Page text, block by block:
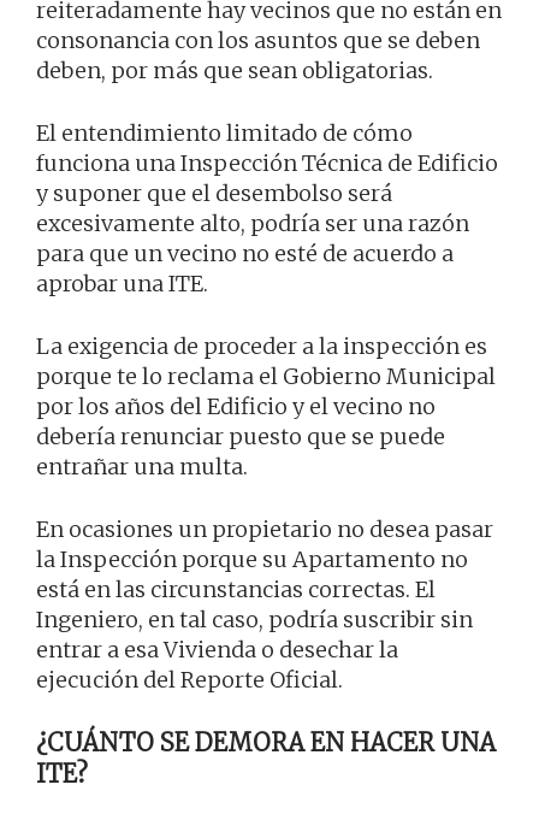
reiteradamente hay vecinos que no están en
consonancia con los asuntos que se deben
deben, por más que sean obligatorias.
El entendimiento limitado de cómo
funciona una Inspección Técnica de Edificio
y suponer que el desembolso será
excesivamente alto, podría ser una razón
para que un vecino no esté de acuerdo a
aprobar una ITE.
La exigencia de proceder a la inspección es
porque te lo reclama el Gobierno Municipal
por los años del Edificio y el vecino no
debería renunciar puesto que se puede
entrañar una multa.
En ocasiones un propietario no desea pasar
la Inspección porque su Apartamento no
está en las circunstancias correctas. El
Ingeniero, en tal caso, podría suscribir sin
entrar a esa Vivienda o desechar la
ejecución del Reporte Oficial.
¿CUÁNTO SE DEMORA EN HACER UNA
ITE?